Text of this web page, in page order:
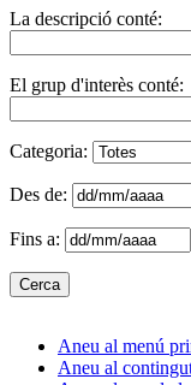
La descripció conté:
El grup d'interès conté:
Categoria:
Des de:
Fins a:
Aneu al menú
Aneu al